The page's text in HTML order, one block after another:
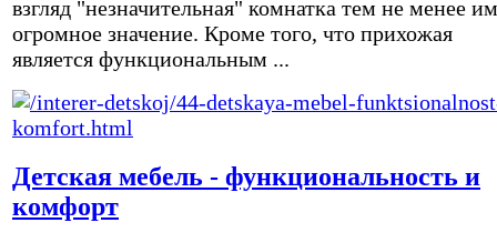
взгляд "незначительная" комнатка тем не менее
огромное значение. Кроме того, что прихожая
является функциональным ...
Детская мебель - функциональность и
комфорт